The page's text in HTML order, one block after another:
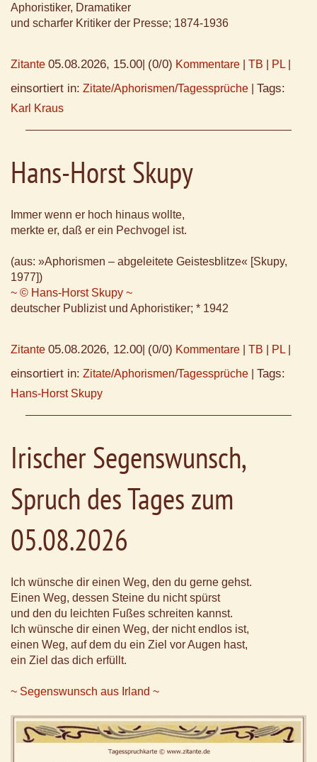
Aphoristiker, Dramatiker
und scharfer Kritiker der Presse; 1874-1936
Zitante 05.08.2026, 15.00 (0/0) Kommentare TB PL
einsortiert in: Zitate/Aphorismen/Tagessprüche Tags:
Karl Kraus
Hans-Horst Skupy
Immer wenn er hoch hinaus wollte,
merkte er, daß er ein Pechvogel ist.
(aus: »Aphorismen – abgeleitete Geistesblitze« [Skupy,
1977])
~ © Hans-Horst Skupy ~
deutscher Publizist und Aphoristiker; * 1942
Zitante 05.08.2026, 12.00 (0/0) Kommentare TB PL
einsortiert in: Zitate/Aphorismen/Tagessprüche Tags:
Hans-Horst Skupy
Irischer Segenswunsch,
Spruch des Tages zum
05.08.2026
Ich wünsche dir einen Weg, den du gerne gehst.
Einen Weg, dessen Steine du nicht spürst
und den du leichten Fußes schreiten kannst.
Ich wünsche dir einen Weg, der nicht endlos ist,
einen Weg, auf dem du ein Ziel vor Augen hast,
ein Ziel das dich erfüllt.
~ Segenswunsch aus Irland ~